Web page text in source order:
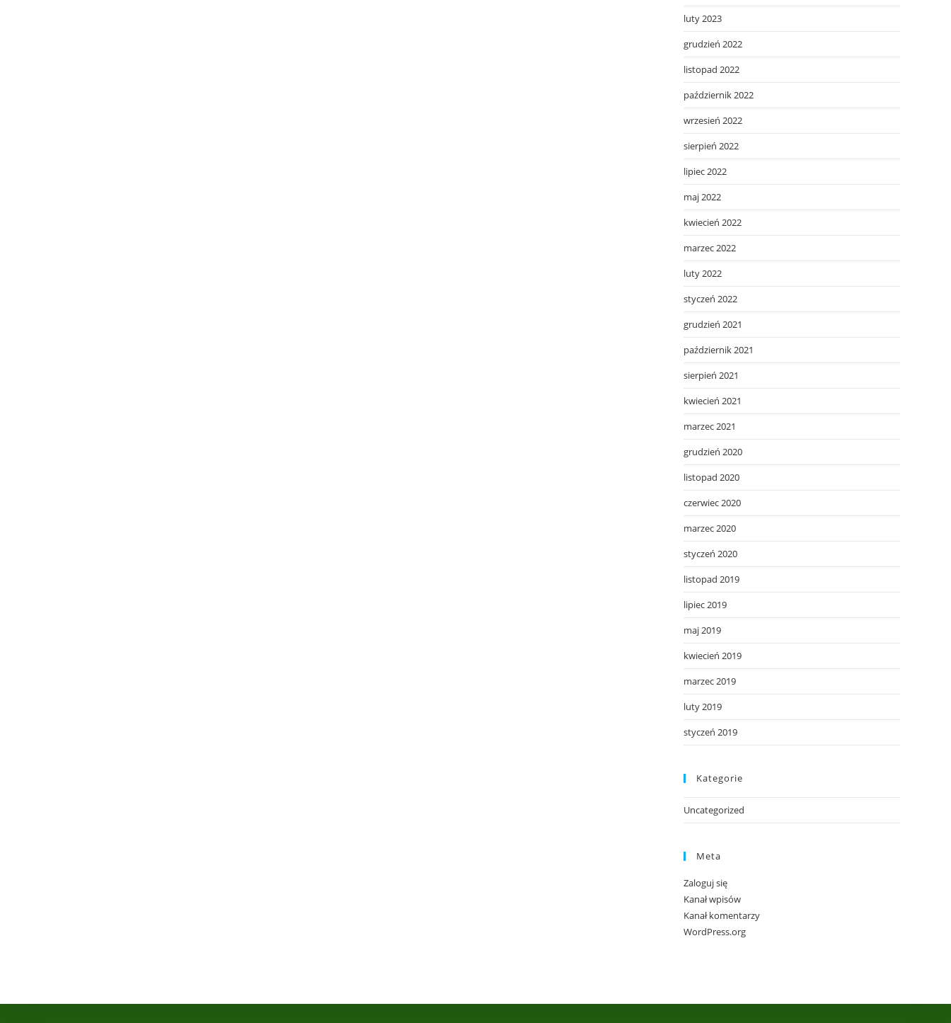
luty 2023
grudzień 2022
listopad 2022
październik 2022
wrzesień 2022
sierpień 2022
lipiec 2022
maj 2022
kwiecień 2022
marzec 2022
luty 2022
styczeń 2022
grudzień 2021
październik 2021
sierpień 2021
kwiecień 2021
marzec 2021
grudzień 2020
listopad 2020
czerwiec 2020
marzec 2020
styczeń 2020
listopad 2019
lipiec 2019
maj 2019
kwiecień 2019
marzec 2019
luty 2019
styczeń 2019
Kategorie
Uncategorized
Meta
Zaloguj się
Kanał wpisów
Kanał komentarzy
WordPress.org